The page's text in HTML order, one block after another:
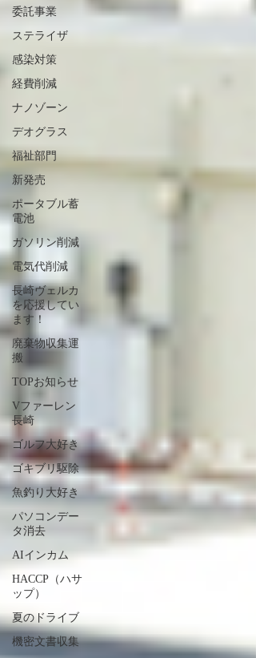
委託事業
ステライザ
感染対策
経費削減
ナノゾーン
デオグラス
福祉部門
新発売
ポータブル蓄
電池
ガソリン削減
電気代削減
長崎ヴェルカ
を応援してい
ます！
廃棄物収集運
搬
TOPお知らせ
Vファーレン
長崎
ゴルフ大好き
ゴキブリ駆除
魚釣り大好き
パソコンデー
タ消去
AIインカム
HACCP（ハサ
ップ）
夏のドライブ
機密文書収集